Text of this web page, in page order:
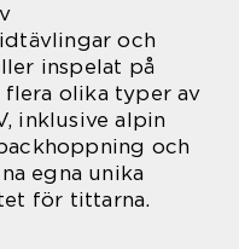
och
inspelat på
flera olika typer av
inklusive alpin
och
egna unika
för tittarna.